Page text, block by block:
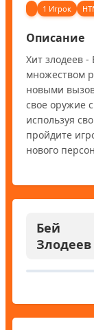
1 Игрок
Описание
Хит злодеев -
множеством
новыми
свое оружие
используя
пройдите
нового
Бей
Злодеев